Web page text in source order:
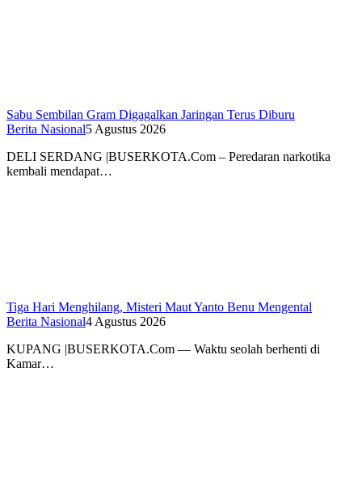
Sabu Sembilan Gram Digagalkan Jaringan Terus Diburu
Berita Nasional5 Agustus 2026
DELI SERDANG |BUSERKOTA.Com – Peredaran narkotika
kembali mendapat…
Tiga Hari Menghilang, Misteri Maut Yanto Benu Mengental
Berita Nasional4 Agustus 2026
KUPANG |BUSERKOTA.Com — Waktu seolah berhenti di
Kamar…